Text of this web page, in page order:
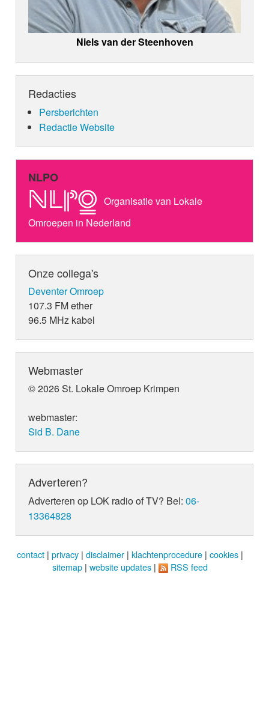
Niels van der Steenhoven
Redacties
Persberichten
Redactie Website
NLPO
Organisatie van Lokale
Omroepen in Nederland
Onze collega's
Deventer Omroep
107.3 FM ether
96.5 MHz kabel
Webmaster
© 2026 St. Lokale Omroep Krimpen
webmaster:
Sid B. Dane
Adverteren?
Adverteren op LOK radio of TV? Bel:06-
13364828
contact | privacy | disclaimer | klachtenprocedure | cookies |
sitemap | website updates | RSS feed